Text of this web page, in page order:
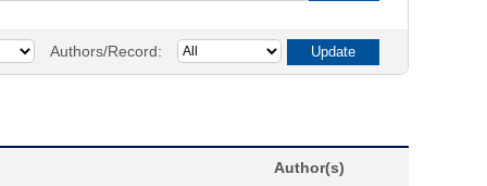
Authors/Record:
Author(s)